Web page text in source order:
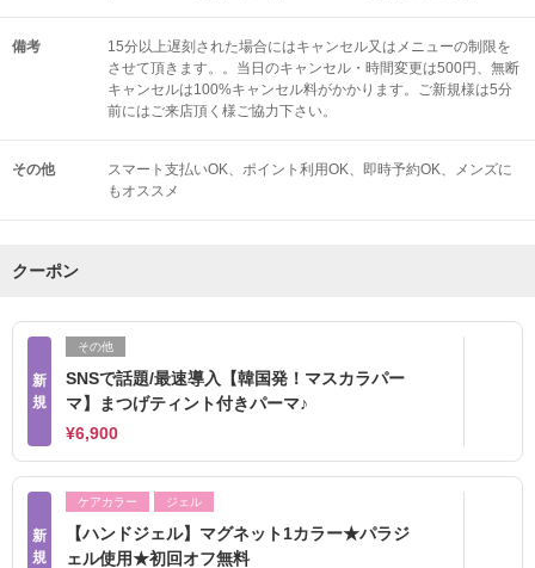
備考
15分以上遅刻された場合にはキャンセル又はメニューの制限を
させて頂きます。。当日のキャンセル・時間変更は500円、無断
キャンセルは100%キャンセル料がかかります。ご新規様は5分
前にはご来店頂く様ご協力下さい。
その他 スマート支払いOK ポイント利用OK 即時予約OK
メンズに
もオススメ
クーポン
新
規
その他
SNSで話題/最速導入【韓国発！マスカラパー
マ】まつげティント付きパーマ♪
¥6,900
新
規
ケアカラー ジェル
【ハンドジェル】マグネット1カラー★パラジ
ェル使用★初回オフ無料